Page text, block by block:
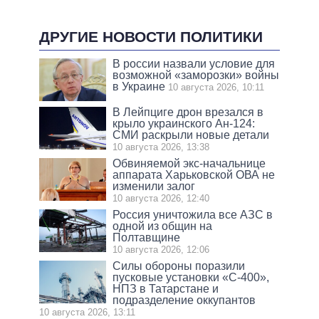
ДРУГИЕ НОВОСТИ ПОЛИТИКИ
В россии назвали условие для
возможной «заморозки» войны
в Украине 10 августа 2026, 10:11
В Лейпциге дрон врезался в
крыло украинского Ан-124:
СМИ раскрыли новые детали
10 августа 2026, 13:38
Обвиняемой экс-начальнице
аппарата Харьковской ОВА не
изменили залог
10 августа 2026, 12:40
Россия уничтожила все АЗС в
одной из общин на
Полтавщине
10 августа 2026, 12:06
Силы обороны поразили
пусковые установки «С-400»,
НПЗ в Татарстане и
подразделение оккупантов
10 августа 2026, 13:11